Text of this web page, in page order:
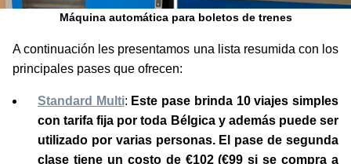
Máquina automática para boletos de trenes
A continuación les presentamos una lista resumida con los
principales pases que ofrecen:
Standard Multi: Este pase brinda 10 viajes simples
con tarifa fija por toda Bélgica y además puede ser
utilizado por varias personas. El pase de segunda
clase tiene un costo de €102 (€99 si se compra a